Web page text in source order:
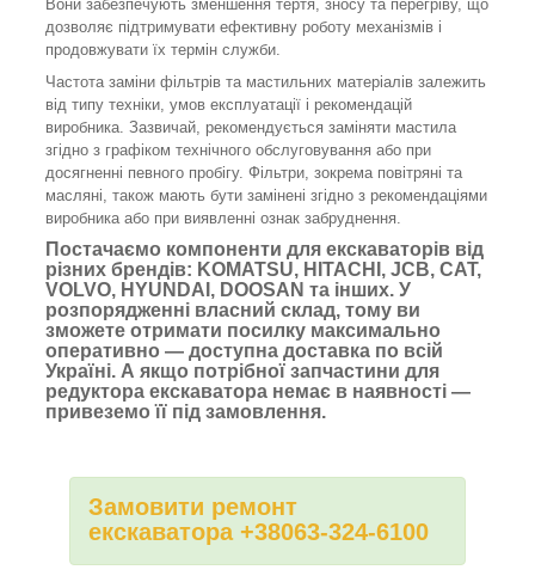
Вони забезпечують зменшення тертя, зносу та перегріву, що
дозволяє підтримувати ефективну роботу механізмів і
продовжувати їх термін служби.
Частота заміни фільтрів та мастильних матеріалів залежить
від типу техніки, умов експлуатації і рекомендацій
виробника. Зазвичай, рекомендується заміняти мастила
згідно з графіком технічного обслуговування або при
досягненні певного пробігу. Фільтри, зокрема повітряні та
масляні, також мають бути замінені згідно з рекомендаціями
виробника або при виявленні ознак забруднення.
Постачаємо компоненти для екскаваторів від
різних брендів: KOMATSU, HITACHI, JCB, CAT,
VOLVO, HYUNDAI, DOOSAN та інших. У
розпорядженні власний склад, тому ви
зможете отримати посилку максимально
оперативно — доступна доставка по всій
Україні. А якщо потрібної запчастини для
редуктора екскаватора немає в наявності —
привеземо її під замовлення.
Замовити ремонт
екскаватора +38063-324-6100